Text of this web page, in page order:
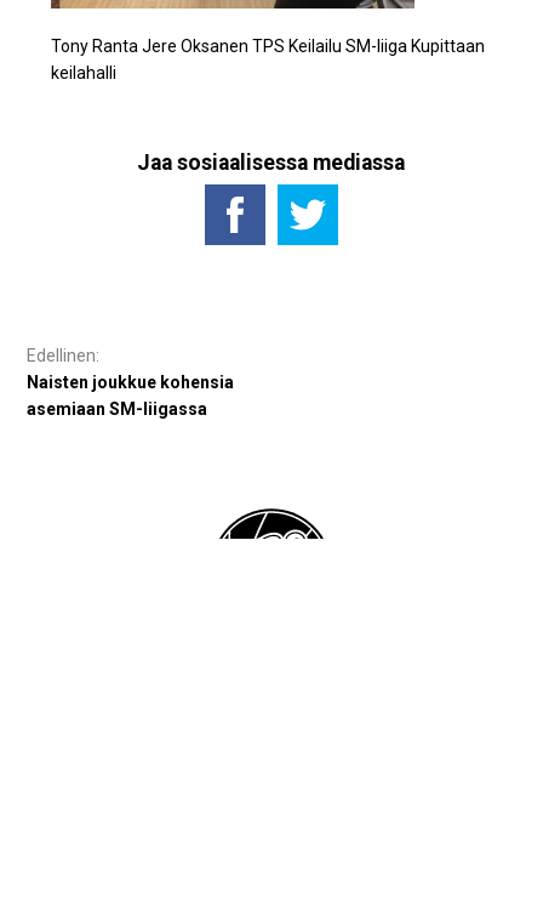
Tony Ranta Jere Oksanen TPS Keilailu SM-liiga Kupittaan
keilahalli
Jaa sosiaalisessa mediassa
Artikkelien
selaus
Naisten joukkue kohensia
asemiaan SM-liigassa